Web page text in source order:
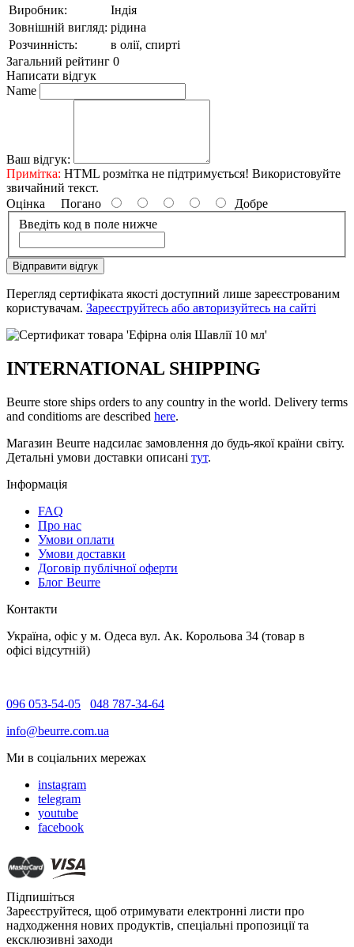
Виробник:
Індія
Зовнішній вигляд: рідина
Розчинність:
в олії, спирті
Загальний рейтинг 0
Написати відгук
Name
Ваш відгук:
Примітка: HTML розмітка не підтримується! Використовуйте
звичайний текст.
Оцінка Погано
Добре
Введіть код в поле нижче
Відправити відгук
Перегляд сертифіката якості доступний лише зареєстрованим
користувачам. Зареєструйтесь або авторизуйтесь на сайті
INTERNATIONAL SHIPPING
Beurre store ships orders to any country in the world. Delivery terms
and conditioms are described here.
Магазин Beurre надсилає замовлення до будь-якої країни світу.
Детальні умови доставки описані тут.
Інформація
FAQ
Про нас
Умови оплати
Умови доставки
Договір публічної оферти
Блог Beurre
Контакти
Україна, офіс у м. Одеса вул. Ак. Корольова 34 (товар в
офісі відсутній)
096 053-54-05
048 787-34-64
info@beurre.com.ua
Ми в соціальних мережах
instagram
telegram
youtube
facebook
Підпишіться
Зареєструйтеся, щоб отримувати електронні листи про
надходження нових продуктів, спеціальні пропозиції та
ексклюзивні заходи